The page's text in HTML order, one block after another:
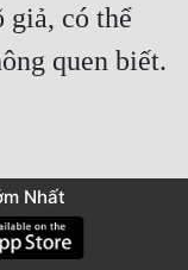
giả, có thể
quen biết.
sẽ làm
để ngươi
Nhất